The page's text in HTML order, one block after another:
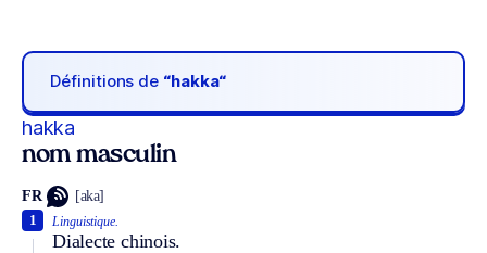
Définitions de “hakka“
hakka
nom masculin
FR [aka]
Linguistique.
Dialecte chinois.
1